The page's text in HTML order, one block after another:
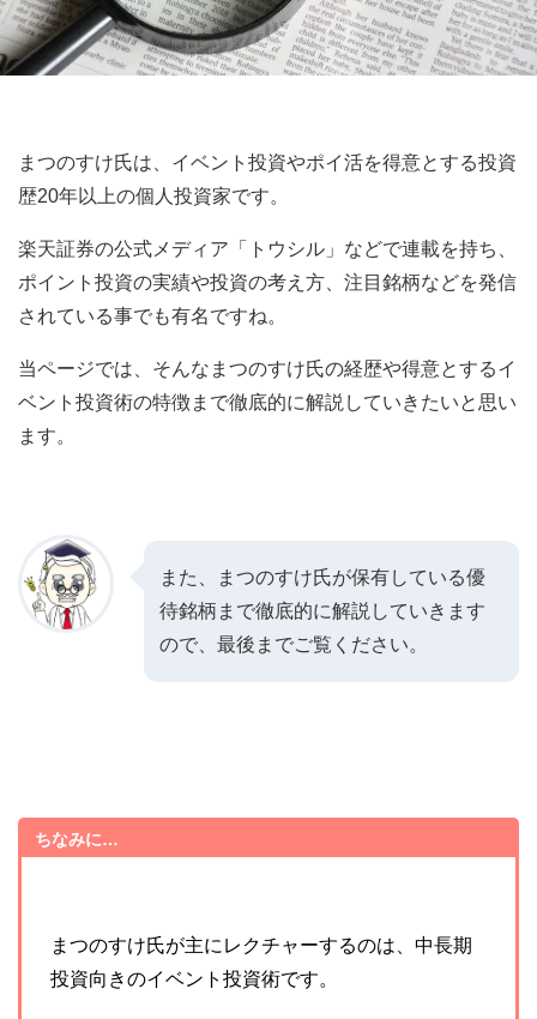
まつのすけ氏は、イベント投資やポイ活を得意とする投資
歴20年以上の個人投資家です。
楽天証券の公式メディア「トウシル」などで連載を持ち、
ポイント投資の実績や投資の考え方、注目銘柄などを発信
されている事でも有名ですね。
当ページでは、そんなまつのすけ氏の経歴や得意とするイ
ベント投資術の特徴まで徹底的に解説していきたいと思い
ます。
また、まつのすけ氏が保有している優
待銘柄まで徹底的に解説していきます
ので、最後までご覧ください。
ちなみに…
まつのすけ氏が主にレクチャーするのは、中長期
投資向きのイベント投資術です。